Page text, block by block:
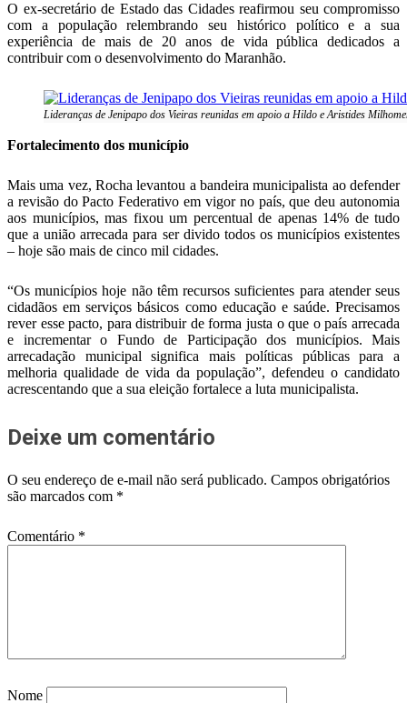
O ex-secretário de Estado das Cidades reafirmou seu compromisso
com a população relembrando seu histórico político e a sua
experiência de mais de 20 anos de vida pública dedicados a
contribuir com o desenvolvimento do Maranhão.
Lideranças de Jenipapo dos Vieiras reunidas em apoio a Hildo e Aristides
Fortalecimento dos município
Mais uma vez, Rocha levantou a bandeira municipalista ao defender
a revisão do Pacto Federativo em vigor no país, que deu autonomia
aos municípios, mas fixou um percentual de apenas 14% de tudo
que a união arrecada para ser divido todos os municípios existentes
– hoje são mais de cinco mil cidades.
“Os municípios hoje não têm recursos suficientes para atender seus
cidadãos em serviços básicos como educação e saúde. Precisamos
rever esse pacto, para distribuir de forma justa o que o país arrecada
e incrementar o Fundo de Participação dos municípios. Mais
arrecadação municipal significa mais políticas públicas para a
melhoria qualidade de vida da população”, defendeu o candidato
acrescentando que a sua eleição fortalece a luta municipalista.
Deixe um comentário
O seu endereço de e-mail não será publicado. Campos obrigatórios
são marcados com *
Comentário *
Nome